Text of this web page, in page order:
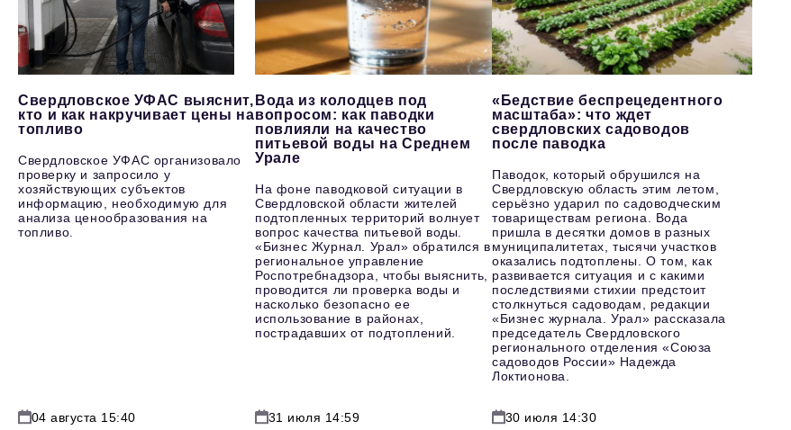
Свердловское УФАС выяснит,
кто и как накручивает цены на
топливо
Свердловское УФАС организовало
проверку и запросило у
хозяйствующих субъектов
информацию, необходимую для
анализа ценообразования на
топливо.
04 августа 15:40
Вода из колодцев под
вопросом: как паводки
повлияли на качество
питьевой воды на Среднем
Урале
На фоне паводковой ситуации в
Свердловской области жителей
подтопленных территорий волнует
вопрос качества питьевой воды.
«Бизнес Журнал. Урал» обратился в
региональное управление
Роспотребнадзора, чтобы выяснить,
проводится ли проверка воды и
насколько безопасно ее
использование в районах,
пострадавших от подтоплений.
31 июля 14:59
«Бедствие беспрецедентного
масштаба»: что ждет
свердловских садоводов
после паводка
Паводок, который обрушился на
Свердловскую область этим летом,
серьёзно ударил по садоводческим
товариществам региона. Вода
пришла в десятки домов в разных
муниципалитетах, тысячи участков
оказались подтоплены. О том, как
развивается ситуация и с какими
последствиями стихии предстоит
столкнуться садоводам, редакции
«Бизнес журнала. Урал» рассказала
председатель Свердловского
регионального отделения «Союза
садоводов России» Надежда
Локтионова.
30 июля 14:30